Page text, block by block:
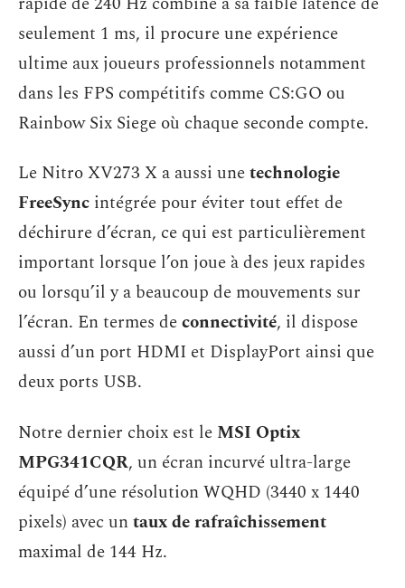
seulement 1 ms, il procure une expérience
ultime aux joueurs professionnels notamment
dans les FPS compétitifs comme CS:GO ou
Rainbow Six Siege où chaque seconde compte.
Le Nitro XV273 X a aussi unetechnologie
FreeSync intégrée pour éviter tout effet de
déchirure d’écran, ce qui est particulièrement
important lorsque l’on joue à des jeux rapides
ou lorsqu’il y a beaucoup de mouvements sur
l’écran. En termes deconnectivité, il dispose
aussi d’un port HDMI et DisplayPort ainsi que
deux ports USB.
Notre dernier choix est le MSI Optix
MPG341CQR, un écran incurvé ultra-large
équipé d’une résolution WQHD (3440 x 1440
pixels) avec untaux de rafraîchissement
maximal de 144 Hz.